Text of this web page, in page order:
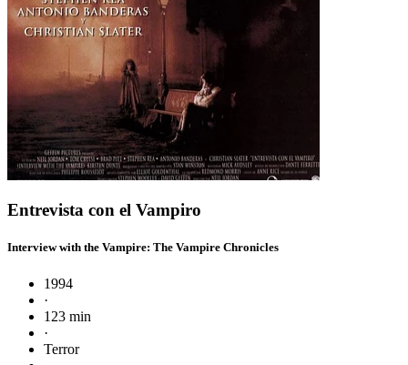
Entrevista con el Vampiro
Interview with the Vampire: The Vampire Chronicles
1994
·
123 min
·
Terror